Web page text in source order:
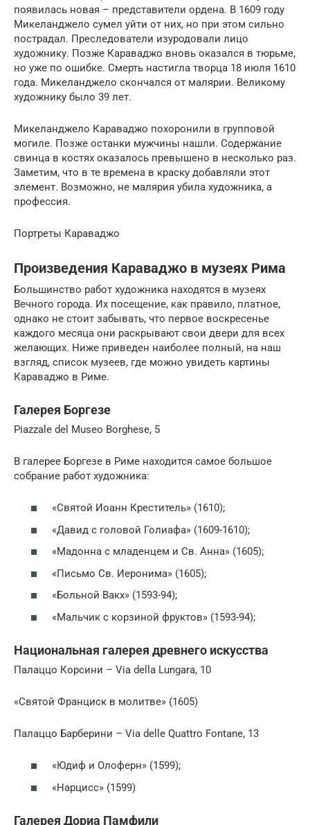
появилась новая – представители ордена. В 1609 году
Микеланджело сумел уйти от них, но при этом сильно
пострадал. Преследователи изуродовали лицо
художнику. Позже Караваджо вновь оказался в тюрьме,
но уже по ошибке. Смерть настигла творца 18 июля 1610
года. Микеланджело скончался от малярии. Великому
художнику было 39 лет.
Микеланджело Караваджо похоронили в групповой
могиле. Позже останки мужчины нашли. Содержание
свинца в костях оказалось превышено в несколько раз.
Заметим, что в те времена в краску добавляли этот
элемент. Возможно, не малярия убила художника, а
профессия.
Портреты Караваджо
Произведения Караваджо в музеях Рима
Большинство работ художника находятся в музеях
Вечного города. Их посещение, как правило, платное,
однако не стоит забывать, что первое воскресенье
каждого месяца они раскрывают свои двери для всех
желающих. Ниже приведен наиболее полный, на наш
взгляд, список музеев, где можно увидеть картины
Караваджо в Риме.
Галерея Боргезе
Piazzale del Museo Borghese, 5
В галерее Боргезе в Риме находится самое большое
собрание работ художника:
«Святой Иоанн Креститель» (1610);
«Давид с головой Голиафа» (1609-1610);
«Мадонна с младенцем и Св. Анна» (1605);
«Письмо Св. Иеронима» (1605);
«Больной Вакх» (1593-94);
«Мальчик с корзиной фруктов» (1593-94);
Национальная галерея древнего искусства
Палаццо Корсини – Via della Lungara, 10
«Святой Франциск в молитве» (1605)
Палаццо Барберини – Via delle Quattro Fontane, 13
«Юдиф и Олоферн» (1599);
«Нарцисс» (1599)
Галерея Дориа Памфили